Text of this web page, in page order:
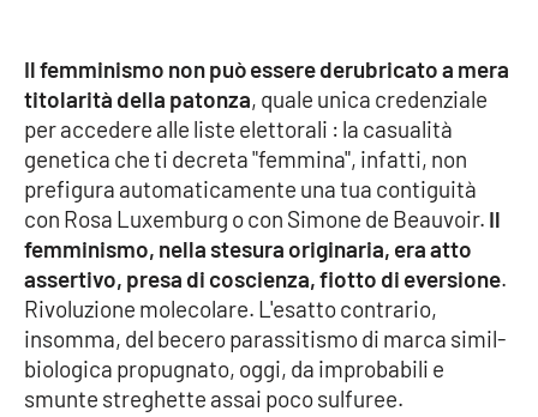
Crotone
Vibo Valentia
Reggio Calabria
Cosenza
Lamezia Terme
Il femminismo non può essere derubricato a mera
titolarità della patonza, quale unica credenziale
per accedere alle liste elettorali : la casualità
genetica che ti decreta "femmina", infatti, non
prefigura automaticamente una tua contiguità
con Rosa Luxemburg o con Simone de Beauvoir. Il
femminismo, nella stesura originaria, era atto
assertivo, presa di coscienza, fiotto di eversione.
Rivoluzione molecolare. L'esatto contrario,
insomma, del becero parassitismo di marca simil-
biologica propugnato, oggi, da improbabili e
smunte streghette assai poco sulfuree.